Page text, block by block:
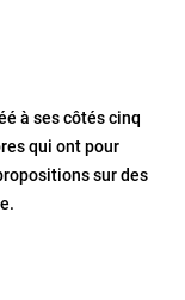
à ses côtés cinq
qui ont pour
sur des